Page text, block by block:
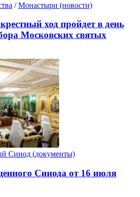
/Монастыри (новости)
ход пройдет в день
Московских святых
Синод (документы)
Синода от 16 июля